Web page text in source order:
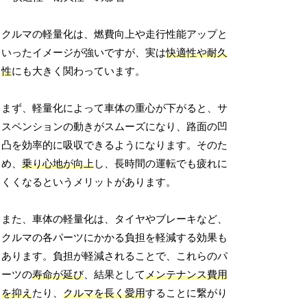
クルマの軽量化は、燃費向上や走行性能アップと
いったイメージが強いですが、実は快適性や耐久
性にも大きく関わっています。
まず、軽量化によって車体の重心が下がると、サ
スペンションの動きがスムーズになり、路面の凹
凸を効率的に吸収できるようになります。そのた
め、乗り心地が向上し、長時間の運転でも疲れに
くくなるというメリットがあります。
また、車体の軽量化は、タイヤやブレーキなど、
クルマの各パーツにかかる負担を軽減する効果も
あります。負担が軽減されることで、これらのパ
ーツの寿命が延び、結果としてメンテナンス費用
を抑えたり、クルマを長く愛用することに繋がり